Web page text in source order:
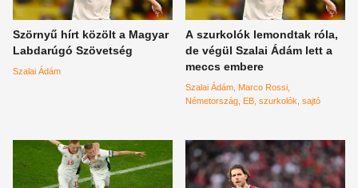
Szörnyű hírt közölt a Magyar
Labdarúgó Szövetség
Szalai Ádám
A szurkolók lemondtak róla,
de végül Szalai Ádám lett a
meccs embere
Szalai Ádám Marco Rossi
Németország EB szurkolók sajtó